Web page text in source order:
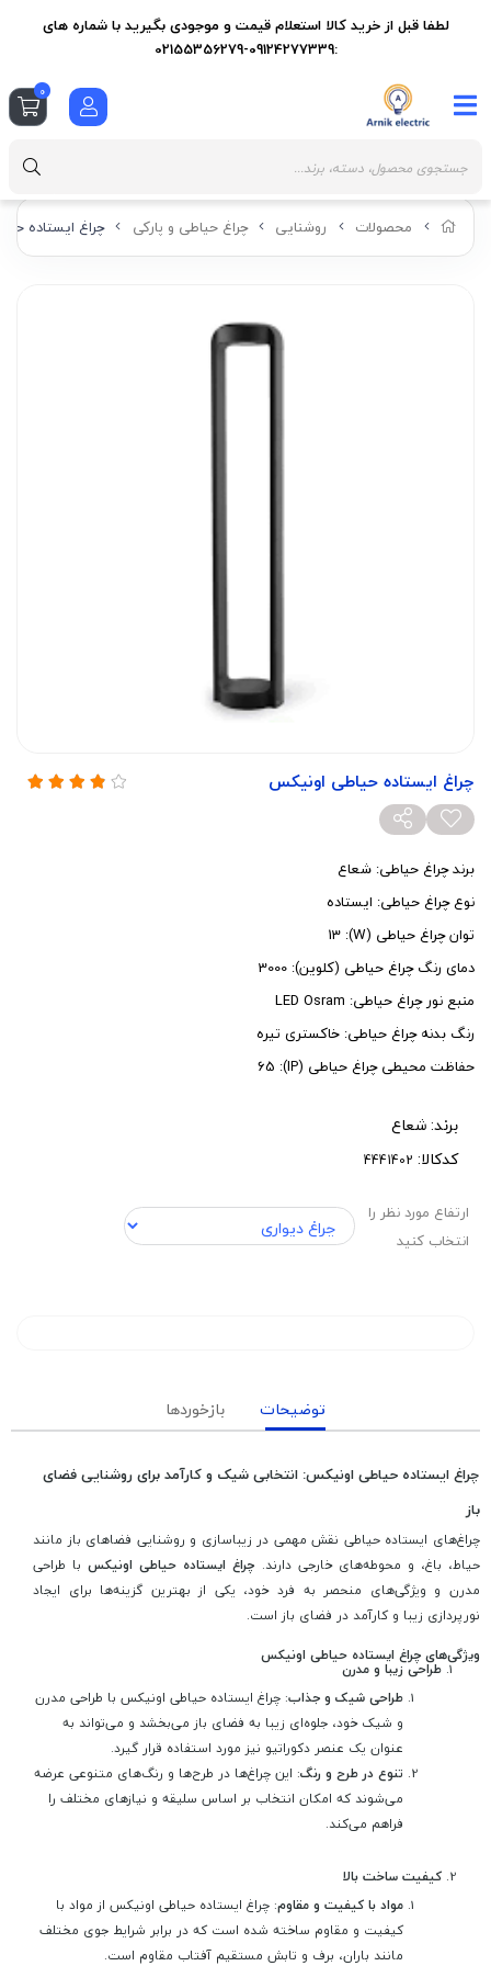
محصولات روشنایی چراغ حیاطی و پارکی چراغ ایستاده
چراغ ایستاده حیاطی اونیکس
برند چراغ حیاطی: شعاع
نوع چراغ حیاطی: ایستاده
توان چراغ حیاطی (W): 13
دمای رنگ چراغ حیاطی (کلوین): 3000
منبع نور چراغ حیاطی: LED Osram
رنگ بدنه چراغ حیاطی: خاکستری تیره
حفاظت محیطی چراغ حیاطی (IP): 65
برند:شعاع
کدکالا:
ارتفاع مورد نظر را
انتخاب کنید
توضیحات بازخوردها
چراغ ایستاده حیاطی اونیکس: انتخابی شیک و کارآمد برای روشنایی فضای
باز
چراغ‌های ایستاده حیاطی نقش مهمی در زیباسازی و روشنایی فضاهای باز مانند
حیاط، باغ، و محوطه‌های خارجی دارند. چراغ ایستاده حیاطی اونیکس با طراحی
مدرن و ویژگی‌های منحصر به فرد خود، یکی از بهترین گزینه‌ها برای ایجاد
نورپردازی زیبا و کارآمد در فضای باز است.
ویژگی‌های چراغ ایستاده حیاطی اونیکس
طراحی زیبا و مدرن
طراحی شیک و جذاب: چراغ ایستاده حیاطی اونیکس با طراحی مدرن
و شیک خود، جلوه‌ای زیبا به فضای باز می‌بخشد و می‌تواند به
عنوان یک عنصر دکوراتیو نیز مورد استفاده قرار گیرد.
تنوع در طرح و رنگ: این چراغ‌ها در طرح‌ها و رنگ‌های متنوعی عرضه
می‌شوند که امکان انتخاب بر اساس سلیقه و نیازهای مختلف را
فراهم می‌کند.
کیفیت ساخت بالا
مواد با کیفیت و مقاوم: چراغ ایستاده حیاطی اونیکس از مواد با
کیفیت و مقاوم ساخته شده است که در برابر شرایط جوی مختلف
مانند باران، برف و تابش مستقیم آفتاب مقاوم است.
لطفا قبل از خرید کالا استعلام قیمت و موجودی بگیرید با شماره های
:09124277339-02155356279
0